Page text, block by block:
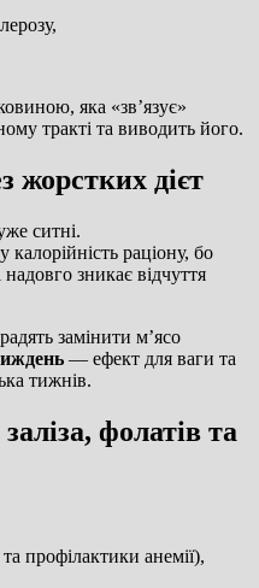
яка «зв’язує»
тракті та виводить його.
жорстких дієт
ситні.
раціону, бо
надовго зникає відчуття
замінити м’ясо
— ефект для ваги та
тижнів.
фолатів та
профілактики анемії),